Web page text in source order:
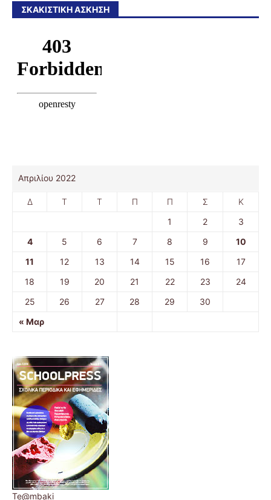
ΣΚΑΚΙΣΤΙΚΉ ΆΣΚΗΣΗ
Απριλίου 2022
Δ Τ Τ Π Π Σ Κ
« Μαρ
1 2
3
4
5 6 7 8 9
10
11
12 13 14 15 16
17
18
19 20 21 22 23
24
25
26 27 28 29 30
Te@mbaki